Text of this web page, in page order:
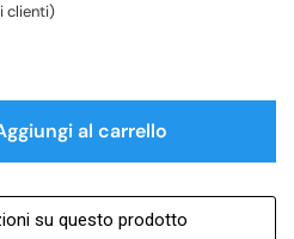
clienti)
al carrello
su questo prodotto